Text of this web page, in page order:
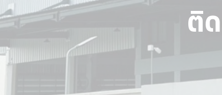
ติ